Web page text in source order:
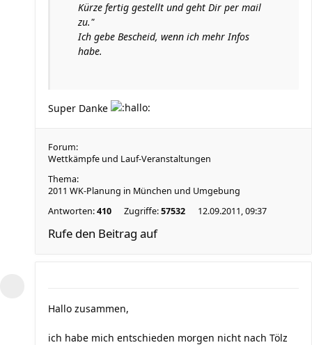
Kürze fertig gestellt und geht Dir per mail
zu."
Ich gebe Bescheid, wenn ich mehr Infos
habe.
Super Danke
Forum:
Wettkämpfe und Lauf-Veranstaltungen
Thema:
2011 WK-Planung in München und Umgebung
Antworten:410 Zugriffe:57532 12.09.2011, 09:37
Rufe den Beitrag auf
Hallo zusammen,
ich habe mich entschieden morgen nicht nach Tölz